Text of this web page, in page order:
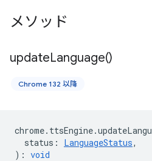
メソッド
updateLanguage()
Chrome 132 以降
chrome. ttsEngine.
status : LanguageStatus,
) : void